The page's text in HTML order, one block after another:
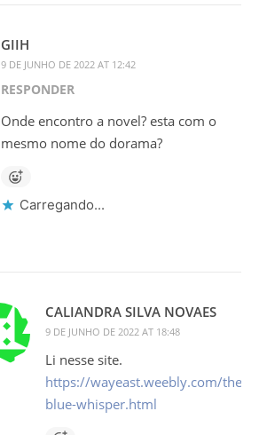
GIIH
9 DE JUNHO DE 2022 AT 12:42
RESPONDER
Onde encontro a novel? esta com o
mesmo nome do dorama?
Carregando...
CALIANDRA SILVA NOVAES
9 DE JUNHO DE 2022 AT 18:48
Li nesse site.
https://wayeast.weebly.com/the-
blue-whisper.html